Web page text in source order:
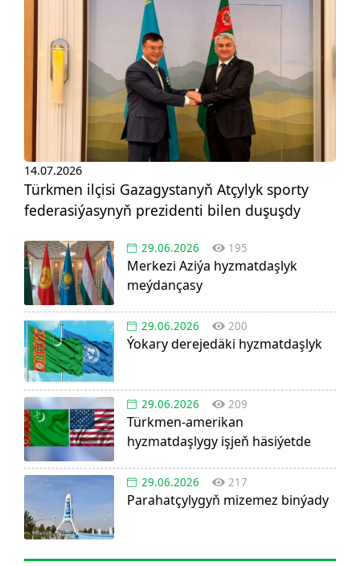
14.07.2026
Türkmen ilçisi Gazagystanyň Atçylyk sporty
federasiýasynyň prezidenti bilen duşuşdy
29.06.2026 195
Merkezi Aziýa hyzmatdaşlyk
meýdançasy
29.06.2026 200
Ýokary derejedäki hyzmatdaşlyk
29.06.2026 209
Türkmen-amerikan
hyzmatdaşlygy işjeň häsiýetde
29.06.2026 217
Parahatçylygyň mizemez binýady